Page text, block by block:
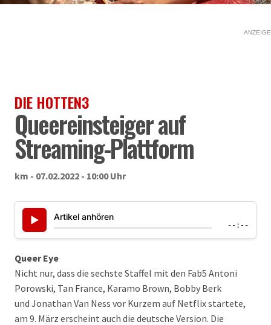
ANZEIGE
DIE HOTTEN3
Queereinsteiger auf
Streaming-Plattform
km - 07.02.2022 - 10:00 Uhr
▶ Artikel anhören
--:--
Queer Eye
Nicht nur, dass die sechste Staffel mit den Fab5 Antoni
Porowski, Tan France, Karamo Brown, Bobby Berk
und Jonathan Van Ness vor Kurzem auf Netflix startete,
am 9. März erscheint auch die deutsche Version. Die